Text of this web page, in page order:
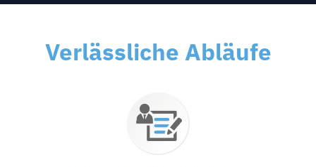
Verlässliche Abläufe